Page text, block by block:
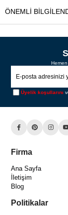
ÖNEMLI
Üyelik koşullarını
Firma
Ana Sayfa
İletişim
Blog
Politikalar